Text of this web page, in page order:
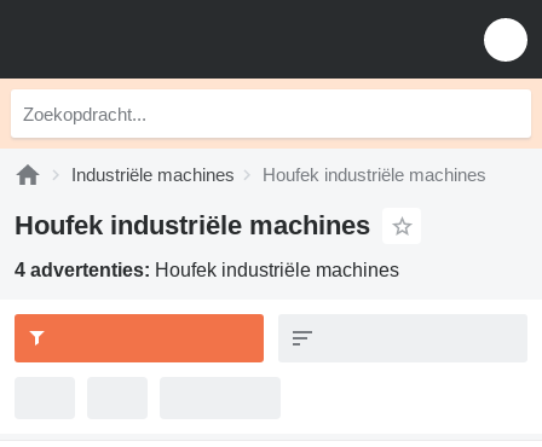
Industriële machines Houfek industriële machines
Houfek industriële machines
4 advertenties: Houfek industriële machines